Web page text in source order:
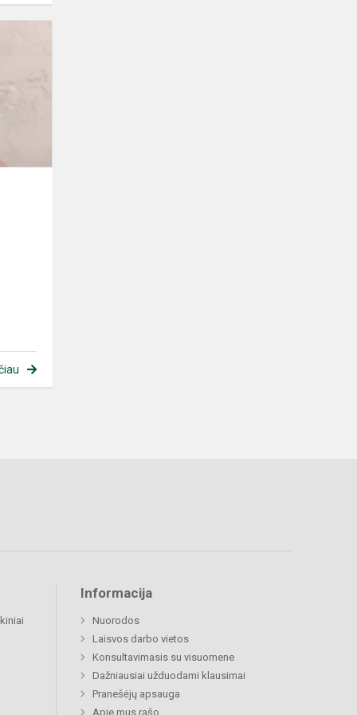
Informacija
Nuorodos
Laisvos darbo vietos
Konsultavimasis su visuomene
Dažniausiai užduodami klausimai
Pranešėjų apsauga
Apie mus rašo